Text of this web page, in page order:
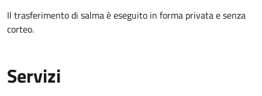
Il trasferimento di salma è eseguito in forma privata e senza
corteo.
Servizi